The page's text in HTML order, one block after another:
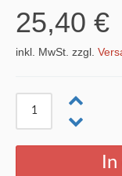
25,40 €
inkl. MwSt. zzgl.